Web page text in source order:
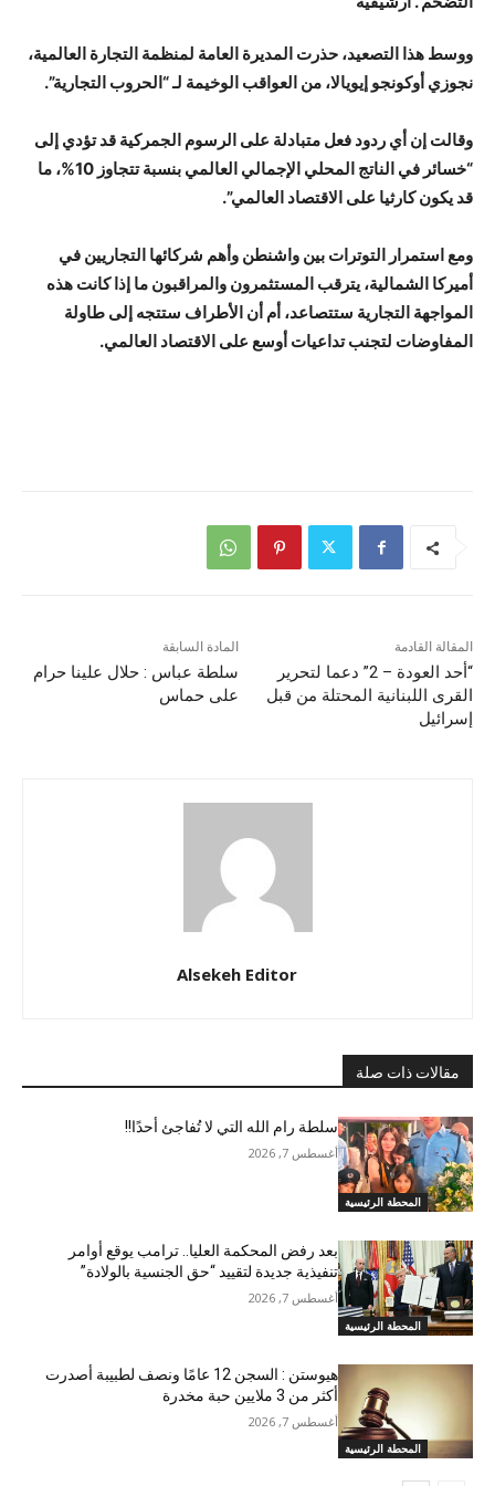
ووسط هذا التصعيد، حذرت المديرة العامة لمنظمة التجارة العالمية،
نجوزي أوكونجو إيويالا، من العواقب الوخيمة لـ “الحروب التجارية”.
وقالت إن أي ردود فعل متبادلة على الرسوم الجمركية قد تؤدي إلى
“خسائر في الناتج المحلي الإجمالي العالمي بنسبة تتجاوز 10%، ما
قد يكون كارثيا على الاقتصاد العالمي”.
ومع استمرار التوترات بين واشنطن وأهم شركائها التجاريين في
أميركا الشمالية، يترقب المستثمرون والمراقبون ما إذا كانت هذه
المواجهة التجارية ستتصاعد، أم أن الأطراف ستتجه إلى طاولة
المفاوضات لتجنب تداعيات أوسع على الاقتصاد العالمي.
المادة السابقة
سلطة عباس : حلال علينا حرام
على حماس
المقالة القادمة
“أحد العودة – 2” دعما لتحرير
القرى اللبنانية المحتلة من قبل
إسرائيل
Alsekeh Editor
مقالات ذات صلة
المحطة الرئيسية
سلطة رام الله التي لا تُفاجئ أحدًا!!
أغسطس 7, 2026
المحطة الرئيسية
بعد رفض المحكمة العليا.. ترامب يوقع أوامر
تنفيذية جديدة لتقييد “حق الجنسية بالولادة”
أغسطس 7, 2026
المحطة الرئيسية
هيوستن : السجن 12 عامًا ونصف لطبيبة أصدرت
أكثر من 3 ملايين حبة مخدرة
أغسطس 7, 2026